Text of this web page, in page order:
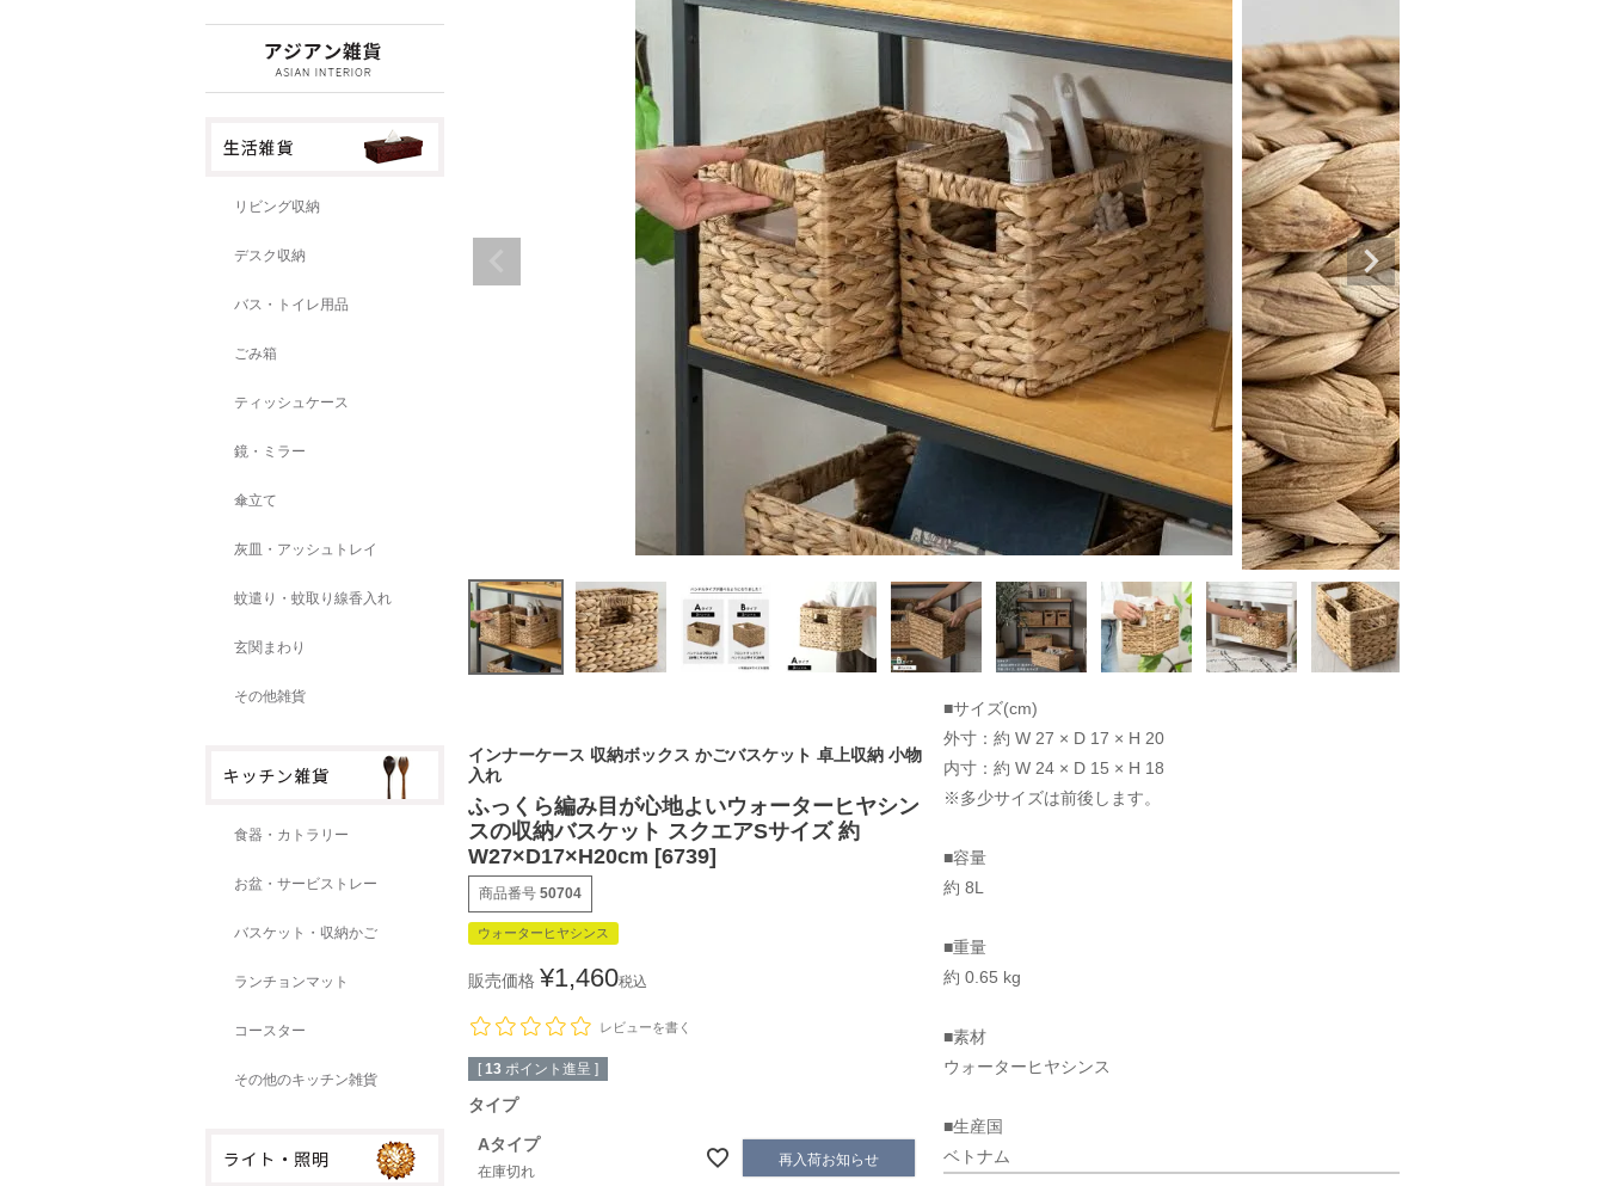
リビング収納
デスク収納
バス・トイレ用品
ごみ箱
ティッシュケース
鏡・ミラー
傘立て
灰皿・アッシュトレイ
蚊遣り・蚊取り線香入れ
玄関まわり
その他雑貨
食器・カトラリー
お盆・サービストレー
バスケット・収納かご
ランチョンマット
コースター
その他のキッチン雑貨
インナーケース 収納ボックス かごバスケット 卓上収納 小物
入れ
ふっくら編み目が心地よいウォーターヒヤシン
スの収納バスケット スクエアSサイズ 約
W27×D17×H20cm [6739]
商品番号 50704
ウォーターヒヤシンス
販売価格 ¥1,460税込
レビューを書く
[ 13 ポイント進呈 ]
タイプ
Aタイプ
在庫切れ
再入荷お知らせ
■サイズ(cm)
外寸：約 W 27 × D 17 × H 20
内寸：約 W 24 × D 15 × H 18
※多少サイズは前後します。
■容量
約 8L
■重量
約 0.65 kg
■素材
ウォーターヒヤシンス
■生産国
ベトナム